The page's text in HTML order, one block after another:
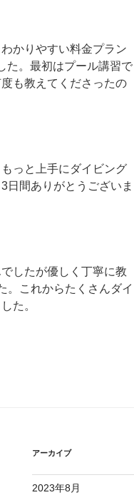
かりやすい料金プラン
た。最初はプール講習で
も教えてくださったの
っと上手にダイビング
日間ありがとうございま
したが優しく丁寧に教
。これからたくさんダイ
た。
アーカイブ
2023年8月